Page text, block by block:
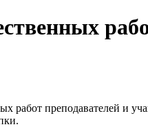
работ преподавателей